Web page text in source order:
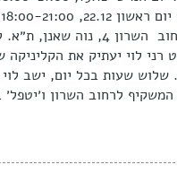
ופוליטיקה, רחוב השרון 4,
4 ת״א. שלוש שעות בכל יום, ישב
לרחוב השרון